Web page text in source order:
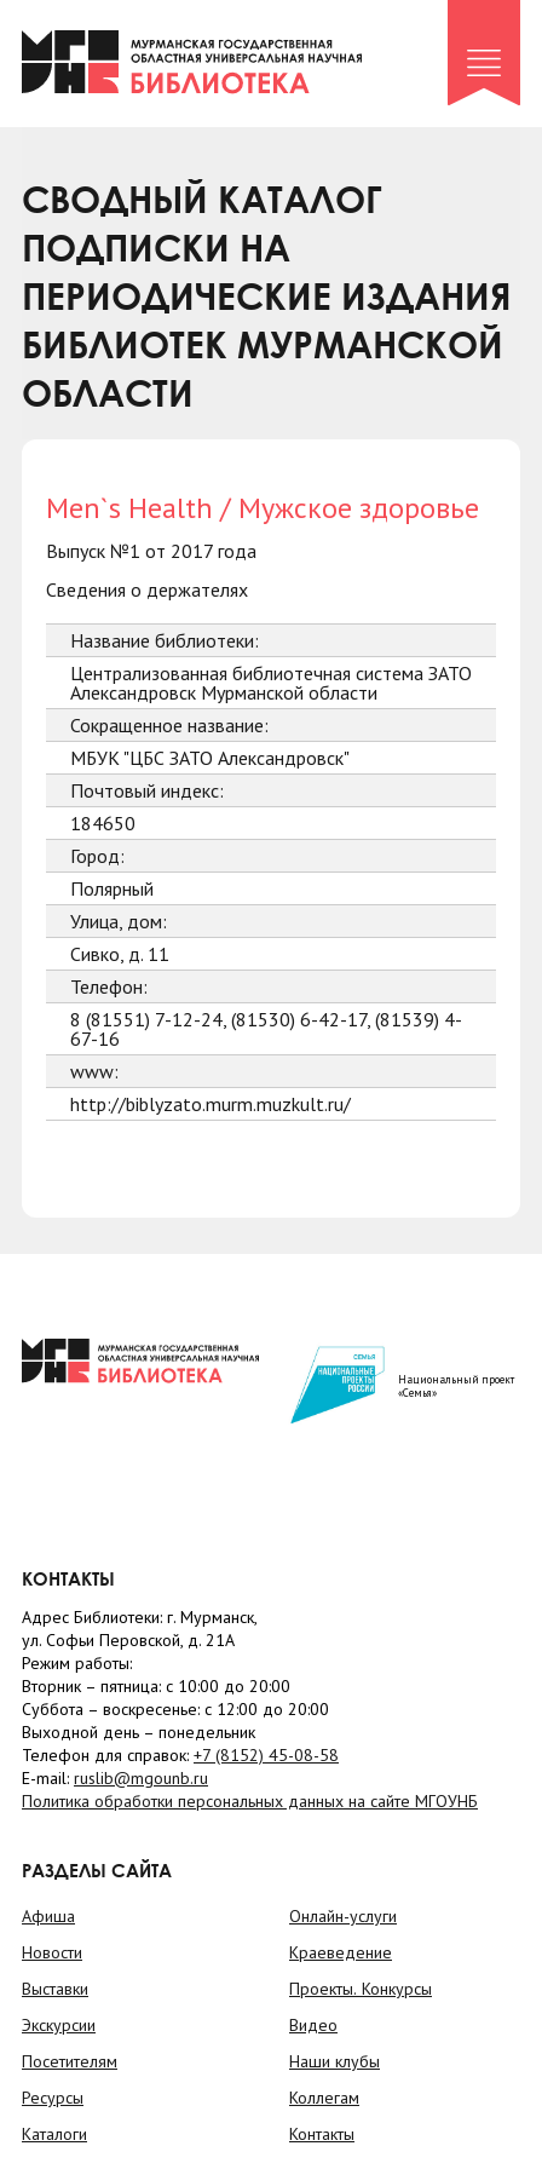
Клуб «Гиря и сельдерей»
Клуб «Семейный архив»
Коллегам
Контакты
СВОДНЫЙ КАТАЛОГ
ПОДПИСКИ НА
ПЕРИОДИЧЕСКИЕ ИЗДАНИЯ
БИБЛИОТЕК МУРМАНСКОЙ
ОБЛАСТИ
Men`s Health / Мужское здоровье
Выпуск №1 от 2017 года
Сведения о держателях
Название библиотеки:
Централизованная библиотечная система ЗАТО
Александровск Мурманской области
Сокращенное название:
МБУК "ЦБС ЗАТО Александровск"
Почтовый индекс:
184650
Город:
Полярный
Улица, дом:
Сивко, д. 11
Телефон:
8 (81551) 7-12-24, (81530) 6-42-17, (81539) 4-
67-16
www:
http://biblyzato.murm.muzkult.ru/
Национальный проект
«Семья»
КОНТАКТЫ
Адрес Библиотеки: г. Мурманск,
ул. Софьи Перовской, д. 21А
Режим работы:
Вторник – пятница: с 10:00 до 20:00
Суббота – воскресенье: c 12:00 до 20:00
Выходной день – понедельник
Телефон для справок: +7 (8152) 45-08-58
E-mail: ruslib@mgounb.ru
Политика обработки персональных данных на сайте МГОУНБ
РАЗДЕЛЫ САЙТА
Афиша
Новости
Выставки
Экскурсии
Посетителям
Ресурсы
Каталоги
Онлайн-услуги
Краеведение
Проекты. Конкурсы
Видео
Наши клубы
Коллегам
Контакты